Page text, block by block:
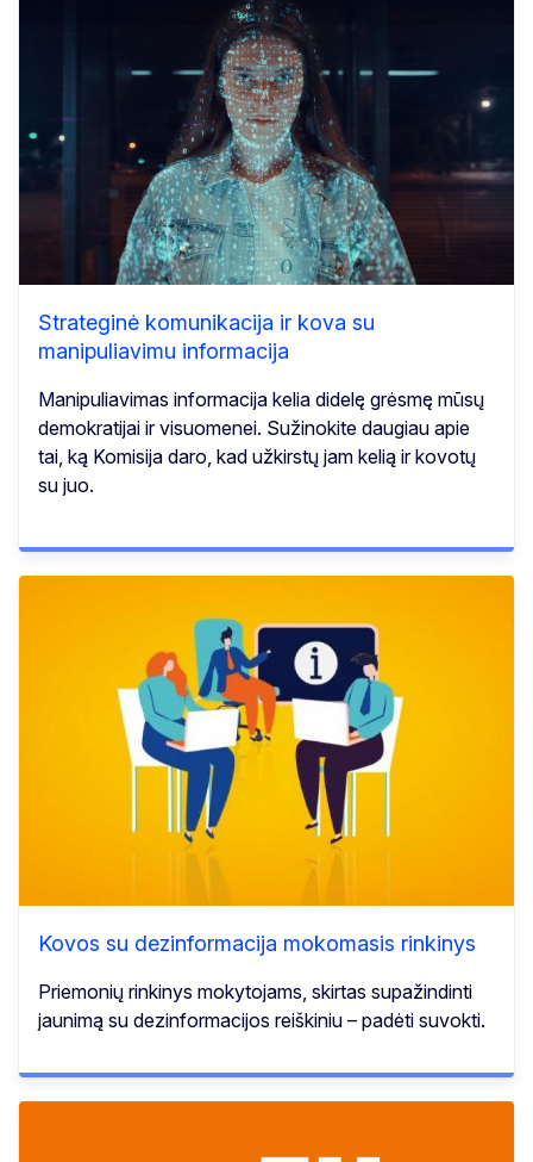
Strateginė komunikacija ir kova su
manipuliavimu informacija
Manipuliavimas informacija kelia didelę grėsmę mūsų
demokratijai ir visuomenei. Sužinokite daugiau apie
tai, ką Komisija daro, kad užkirstų jam kelią ir kovotų
su juo.
Kovos su dezinformacija mokomasis rinkinys
Priemonių rinkinys mokytojams, skirtas supažindinti
jaunimą su dezinformacijos reiškiniu – padėti suvokti.